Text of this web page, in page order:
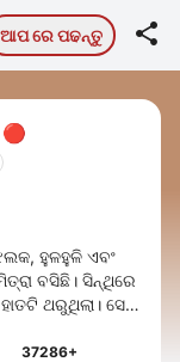
ଆପ ରେ ପଢନ୍ତୁ 
ହୁଳହୁଳି ଏବଂ
ବସିଛି। ସିନ୍ଥିରେ
ଥରୁଥିଲା। ସେହି
37286+